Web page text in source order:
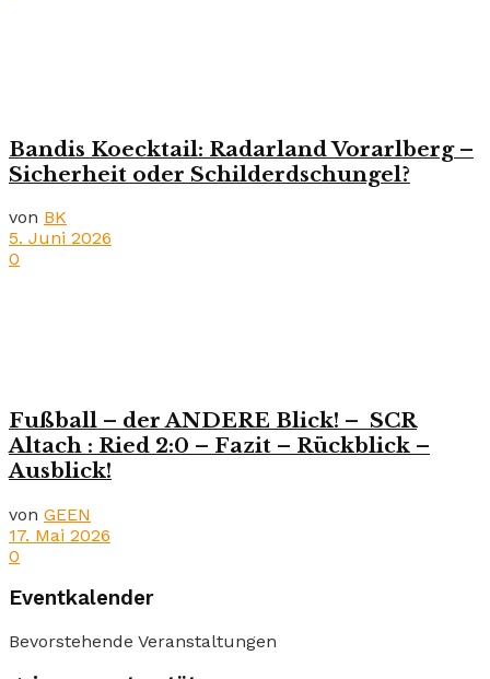
Bandis Koecktail: Radarland Vorarlberg –
Sicherheit oder Schilderdschungel?
von BK
5. Juni 2026
0
Fußball – der ANDERE Blick! – SCR
Altach : Ried 2:0 – Fazit – Rückblick –
Ausblick!
von GEEN
17. Mai 2026
0
Eventkalender
Bevorstehende Veranstaltungen